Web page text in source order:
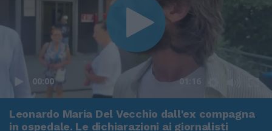
00:00 01:16
Leonardo Maria Del Vecchio dall'ex compagna
in ospedale. Le dichiarazioni ai giornalisti